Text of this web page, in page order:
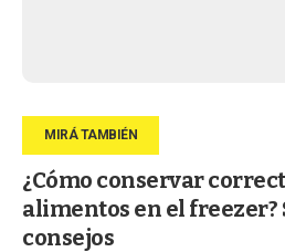
¿Cómo conservar
alimentos en el freezer?
consejos